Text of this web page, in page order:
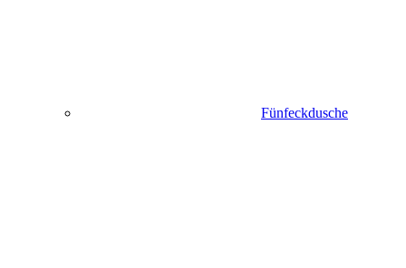
Fünfeckdusche